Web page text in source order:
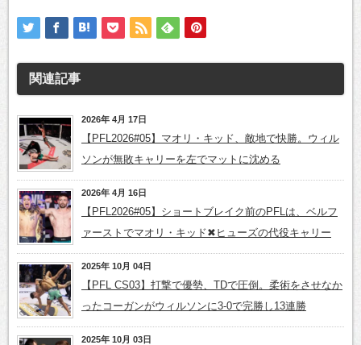
関連記事
2026年 4月 17日
【PFL2026#05】マオリ・キッド、敵地で快勝。ウィル
ソンが無敗キャリーを左でマットに沈める
2026年 4月 16日
【PFL2026#05】ショートブレイク前のPFLは、ベルフ
ァーストでマオリ・キッド✖ヒューズの代役キャリー
2025年 10月 04日
【PFL CS03】打撃で優勢、TDで圧倒。柔術をさせなか
ったコーガンがウィルソンに3-0で完勝し13連勝
2025年 10月 03日